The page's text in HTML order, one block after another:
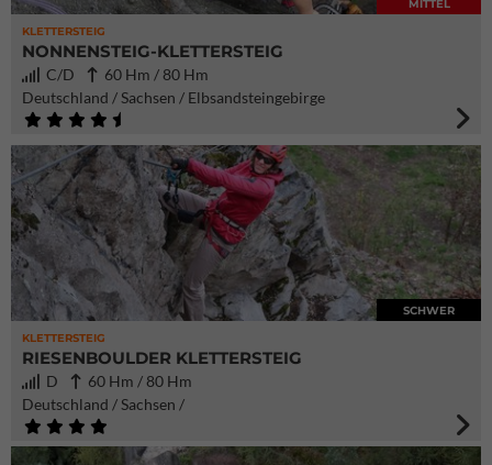
KLETTERSTEIG
MITTEL
NONNENSTEIG-KLETTERSTEIG
C/D
60 Hm / 80 Hm
Deutschland / Sachsen / Elbsandsteingebirge
KLETTERSTEIG
SCHWER
RIESENBOULDER KLETTERSTEIG
D
60 Hm / 80 Hm
Deutschland / Sachsen /